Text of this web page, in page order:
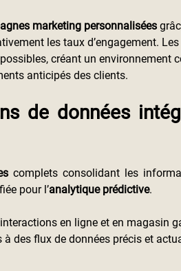
marketing personnalisées
les taux d’engagement.
créant un environnement
anticipés des clients.
de données
complets consolidant les
pour l’analytique prédictive.
en ligne et en magasin
des flux de données précis et